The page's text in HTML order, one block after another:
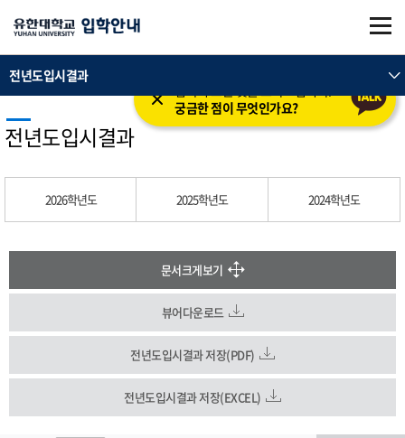
본문 바로가기주메뉴 바로가기
궁금한 점이 무엇인가요?
전년도입시결과
전년도입시결과
2026학년도 2025학년도 2024학년도
문서크게보기
뷰어다운로드
전년도입시결과 저장(PDF)
전년도입시결과 저장(EXCEL)